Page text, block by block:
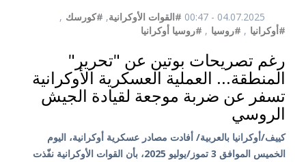
04.07.2025 - 00:47 #القوات الأوكرانية, #كورسك ,
#أوكرانيا , #روسيا , #روسيا أوكرانيا
رغم تصريحات بوتين عن "تحرير"
المنطقة... العملية العسكرية الأوكرانية
تسفر عن ضربة موجعة لقيادة الجيش
الروسي
كييف/أوكرانيا بالعربية/ أفادت مصادر عسكرية أوكرانية، اليوم
الخميس الموافق 3 تموز/يوليو 2025، بأن القوات الأوكرانية نفّذت